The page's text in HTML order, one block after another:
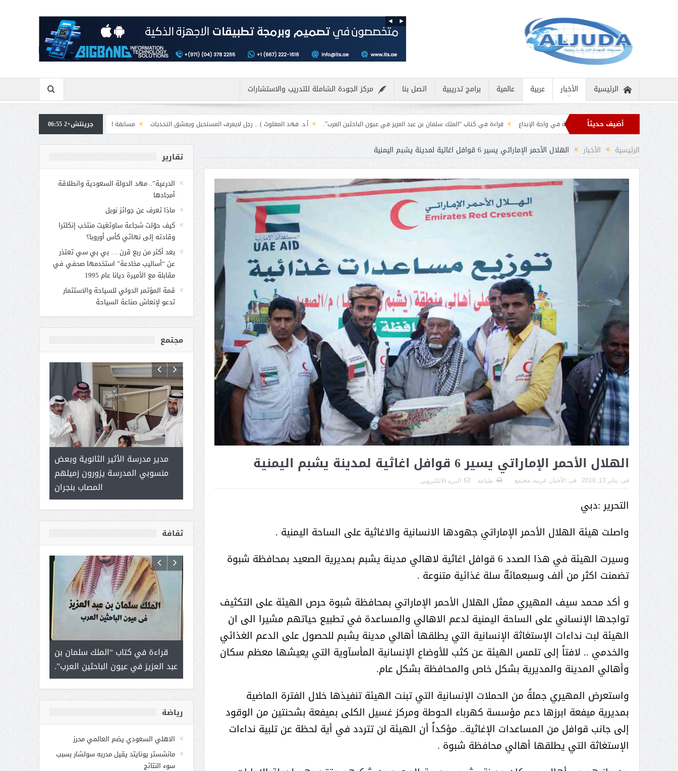
الرئيسية الأخبار عربية عالمية برامج تدريبية اتصل بنا مركز الجودة الشاملة للتدريب والاستشارات
أضيف حديثاً نادرة ثمار الثقافة في واحة الإبداع قراءة في كتاب “الملك سلمان بن عبد العزيز في عيون الباحثين العرب”. أ.د. فهد المغلوث ) .. رجل لايعرف المستحيل ويعشق التحديات مسابقة المشيقح تعلن فرسان النسخة الخامسة
بمشاركة صاحبة
تهنئة من قادة الدول الإسلامية بمناسبة عيد الفطر
جرينتش+2 06:55
الرئيسية الأخبار الهلال الأحمر الإماراتي يسير 6 قوافل اغاثية لمدينة يشبم اليمنية
الهلال الأحمر الإماراتي يسير 6 قوافل اغاثية لمدينة يشبم اليمنية
فى: يناير 13, 2018 فى: الأخبار , عربية,مجتمع طباعة البريد الالكترونى
التحرير :دبي
واصلت هيئة الهلال الأحمر الإماراتي جهودها الانسانية والاغاثية على الساحة اليمنية .
وسيرت الهيئة في هذا الصدد 6 قوافل اغاثية لاهالي مدينة يشبم بمديرية الصعيد بمحافظة شبوة
تضمنت اكثر من ألف وسبعمائةّ سلة غذائية متنوعة .
و أكد محمد سيف المهيري ممثل الهلال الأحمر الإماراتي بمحافظة شبوة حرص الهيئة على التكثيف
تواجدها الإنساني على الساحة اليمنية لدعم الاهالي والمساعدة في تطبيع حياتهم مشيرا الى ان
الهيئة لبت نداءات الإستغاثة الإنسانية التي يطلقها أهالي مدينة يشبم للحصول على الدعم الغذائي
والخدمي .. لافتاً إلى تلمس الهيئة عن كثب للأوضاع الإنسانية المأسآوية التي يعيشها معظم سكان
وأهالي المدينة والمديرية بشكل خاص والمحافظة بشكل عام.
واستعرض المهيري جملةً من الحملات الإنسانية التي تبنت الهيئة تنفيذها خلال الفترة الماضية
بمديرية ميفعة ابرزها دعم مؤسسة كهرباء الحوطة ومركز غسيل الكلى بميفعة بشحنتين من الوقود
إلى جانب قوافل من المساعدات الإغاثية.. مؤكداً أن الهيئة لن تتردد في أية لحظة عن تلبية نداءات
الإستغاثة التي يطلقها أهالي محافظة شبوة .
تقارير
الدرعية”.. مهد الدولة السعودية وانطلاقة
أمجادها
ماذا تعرف عن جوائز نوبل
كيف حوّلت شجاعة ساوثغيت منتخب إنكلترا
وقادته إلى نهائي كأس أوروبا؟
بعد أكثر من ربع قرن … بي بي سي تعتذر
عن “أساليب مخادعة” استخدمها صحفي في
مقابلة مع الأميرة ديانا عام 1995
قمة المؤتمر الدولي للسياحة والاستثمار
تدعو لإنعاش صناعة السياحة
مجتمع
( محمد
مدير مدرسة الأثير الثانوية وبعض
منسوبي المدرسة يزورون زميلهم
المصاب بنجران
الأميرة (نجود بنت هذلول ) .. ميراث
العطاء
أمل البنيان .. طبيبة فوق العادة .:
( محمد عوضه البريدي) .. رجل أعمال
بمواصفات إنسانية نادرة
ثقافة
قراءة في كتاب “الملك سلمان بن
عبد العزيز في عيون الباحثين العرب”.
أ.د. فهد المغلوث ) .. رجل لايعرف
المستحيل ويعشق التحديات
مسابقة المشيقح تعلن فرسان
بمشاركة صاحبة السمو الملكي
الاميره نجود بنت هذلول بن
على ملف دعم وتطوير وتمكين
الباعة الجائلين هيئة الصحفيين
السعوديين فرع نجران ينظم ورشة
عمل ( الإعلام والتنمية ):
الثقافة في واحة الإبداع
رياضة
الاهلي السعودي يضم العالمي محرز
مانشستر يونايتد يقيل مدربه سولشار بسبب
سوء النتائج